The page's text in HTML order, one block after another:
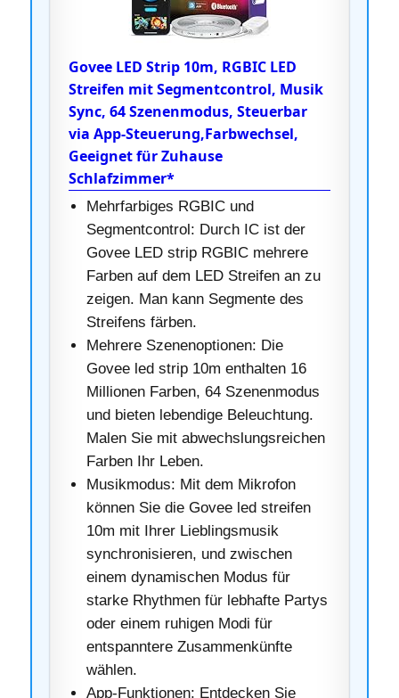
Govee LED Strip 10m, RGBIC LED
Streifen mit Segmentcontrol, Musik
Sync, 64 Szenenmodus, Steuerbar
via App-Steuerung,Farbwechsel,
Geeignet für Zuhause
Schlafzimmer*
Mehrfarbiges RGBIC und
Segmentcontrol: Durch IC ist der
Govee LED strip RGBIC mehrere
Farben auf dem LED Streifen an zu
zeigen. Man kann Segmente des
Streifens färben.
Mehrere Szenenoptionen: Die
Govee led strip 10m enthalten 16
Millionen Farben, 64 Szenenmodus
und bieten lebendige Beleuchtung.
Malen Sie mit abwechslungsreichen
Farben Ihr Leben.
Musikmodus: Mit dem Mikrofon
können Sie die Govee led streifen
10m mit Ihrer Lieblingsmusik
synchronisieren, und zwischen
einem dynamischen Modus für
starke Rhythmen für lebhafte Partys
oder einem ruhigen Modi für
entspanntere Zusammenkünfte
wählen.
App-Funktionen: Entdecken Sie